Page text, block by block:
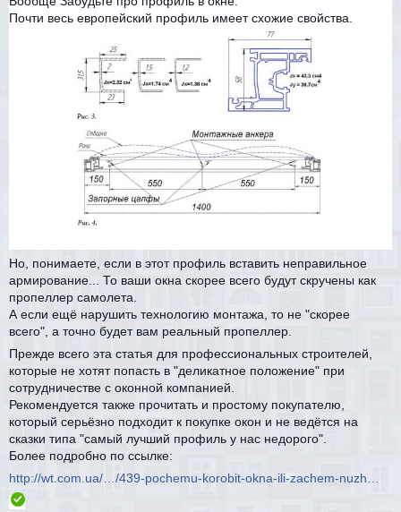
Почти весь европейский профиль имеет схожие свойства.
Но, понимаете, если в этот профиль вставить неправильное
армирование... То ваши окна скорее всего будут скручены как
пропеллер самолета.
А если ещё нарушить технологию монтажа, то не "скорее
всего", а точно будет вам реальный пропеллер.
Прежде всего эта статья для профессиональных строителей,
которые не хотят попасть в "деликатное положение" при
сотрудничестве с оконной компанией.
Рекомендуется также прочитать и простому покупателю,
который серьёзно подходит к покупке окон и не ведётся на
сказки типа "самый лучший профиль у нас недорого".
Более подробно по ссылке:
http://wt.com.ua/…/439-pochemu-korobit-okna-ili-zachem-nuzh…